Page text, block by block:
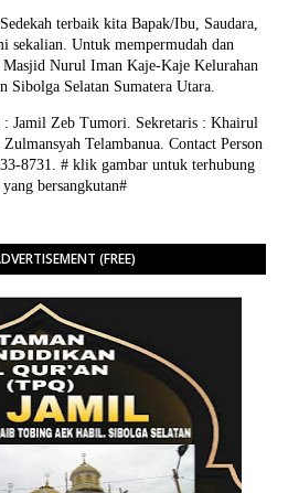
terbaik kita Bapak/Ibu, Saudara,
sekalian. Untuk mempermudah dan
Masjid Nurul Iman Kaje-Kaje Kelurahan
Sibolga Selatan Sumatera Utara.
: Jamil Zeb Tumori. Sekretaris : Khairul
Telambanua. Contact Person
8731. # klik gambar untuk terhubung
yang bersangkutan#
(FREE)